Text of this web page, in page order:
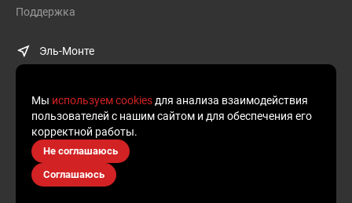
Поддержка
Эль-Монте
© Plusofon.ru, 2019—2026.
Продолжая использовать наш сайт, вы даете согласие на обработку
файлов cookies и других пользовательских данных, в соответствии
Политикой конфиденциальности
Мы используем cookies для анализа взаимодействия
пользователей с нашим сайтом и для обеспечения его
корректной работы.
Не соглашаюсь
Соглашаюсь